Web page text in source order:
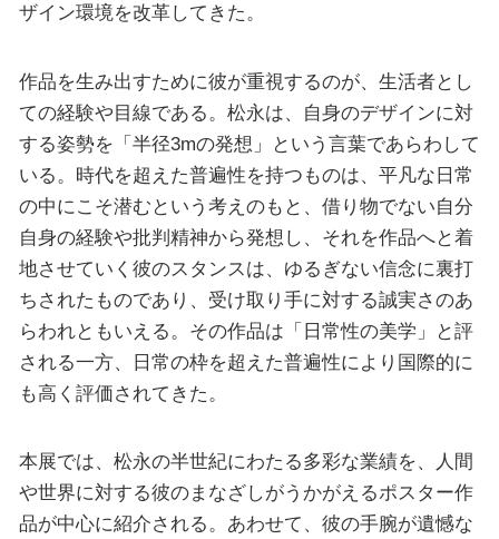
ザイン環境を改革してきた。
作品を生み出すために彼が重視するのが、生活者とし
ての経験や目線である。松永は、自身のデザインに対
する姿勢を「半径3mの発想」という言葉であらわして
いる。時代を超えた普遍性を持つものは、平凡な日常
の中にこそ潜むという考えのもと、借り物でない自分
自身の経験や批判精神から発想し、それを作品へと着
地させていく彼のスタンスは、ゆるぎない信念に裏打
ちされたものであり、受け取り手に対する誠実さのあ
らわれともいえる。その作品は「日常性の美学」と評
される一方、日常の枠を超えた普遍性により国際的に
も高く評価されてきた。
本展では、松永の半世紀にわたる多彩な業績を、人間
や世界に対する彼のまなざしがうかがえるポスター作
品が中心に紹介される。あわせて、彼の手腕が遺憾な